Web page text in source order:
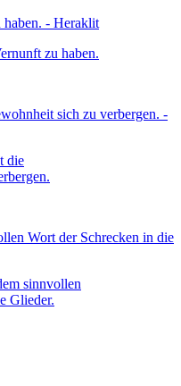
zu haben.
die
sinnvollen
Glieder.